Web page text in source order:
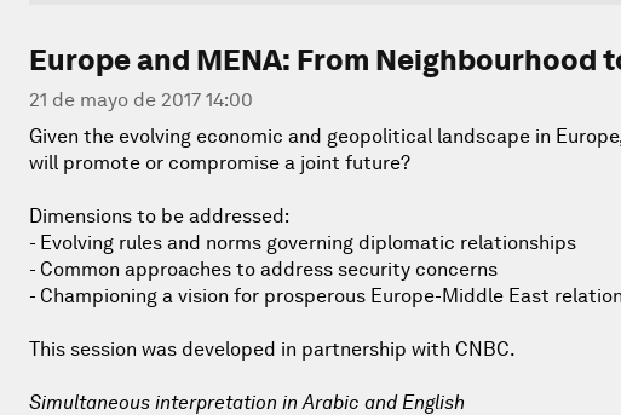
Europe and MENA: From Neighbourhood
21 de mayo de 2017 14:00
Given the evolving economic and geopolitical landscape in
will promote or compromise a joint future?
Dimensions to be addressed:
- Evolving rules and norms governing diplomatic relationships
- Common approaches to address security concerns
- Championing a vision for prosperous Europe-Middle East
This session was developed in partnership with CNBC.
Simultaneous interpretation in Arabic and English